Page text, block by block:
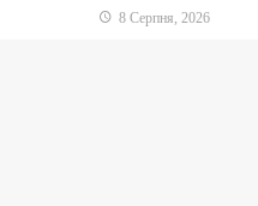
8 Серпня, 2026